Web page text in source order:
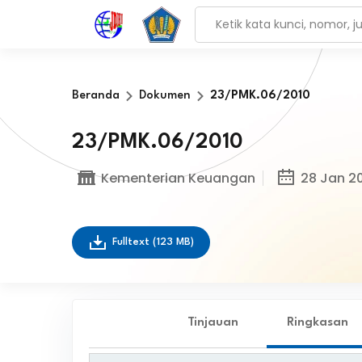
Beranda Dokumen 23/PMK.06/2010
23/PMK.06/2010
Kementerian Keuangan 28 Jan
Fulltext (123 MB)
Tinjauan Ringkasan